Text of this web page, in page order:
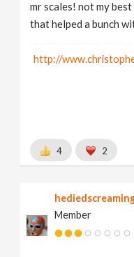
mr scales! not my
that helped a bunch
http://
4 2
Member